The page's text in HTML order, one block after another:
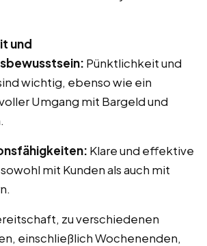
und
Pünktlichkeit und
wichtig, ebenso wie ein
Umgang mit Bargeld und
Klare und effektive
mit Kunden als auch mit
zu verschiedenen
einschließlich Wochenenden,